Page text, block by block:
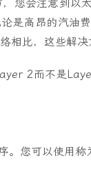
您会注意到以
是高昂的汽油
相比，这些解决
2而不是
。您可以使用